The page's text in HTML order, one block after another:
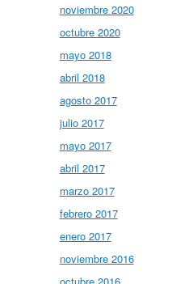
noviembre 2020
octubre 2020
mayo 2018
abril 2018
agosto 2017
julio 2017
mayo 2017
abril 2017
marzo 2017
febrero 2017
enero 2017
noviembre 2016
octubre 2016